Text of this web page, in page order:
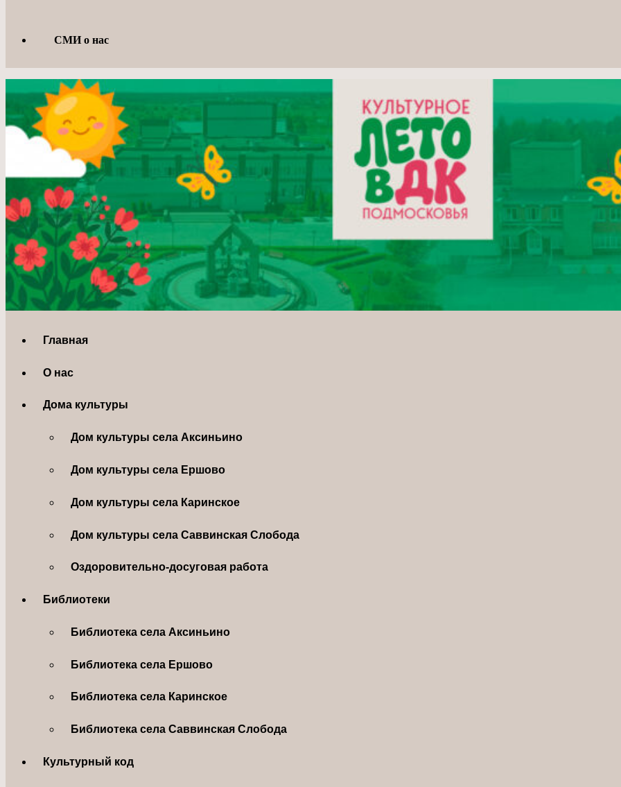
СМИ о нас
Главная
О нас
Дома культуры
Дом культуры села Аксиньино
Дом культуры села Ершово
Дом культуры села Каринское
Дом культуры села Саввинская Слобода
Оздоровительно-досуговая работа
Библиотеки
Библиотека села Аксиньино
Библиотека села Ершово
Библиотека села Каринское
Библиотека села Саввинская Слобода
Культурный код